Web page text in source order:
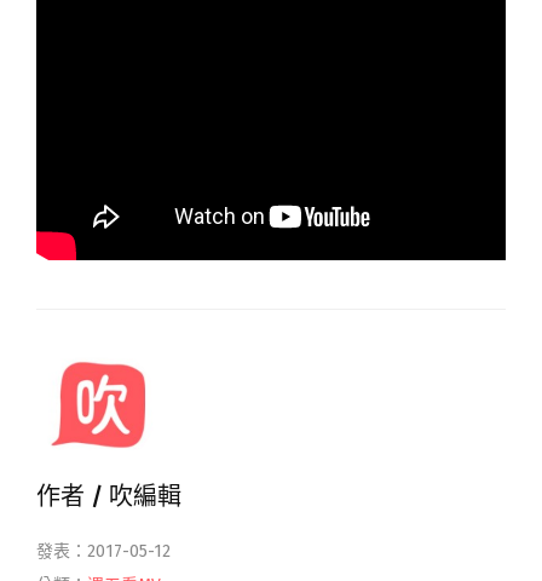
作者 / 吹編輯
發表：2017-05-12